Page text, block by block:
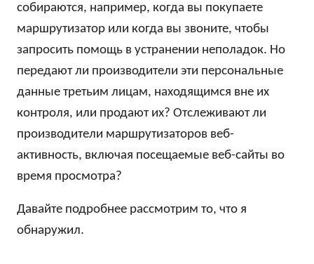
собираются, например, когда вы покупаете
маршрутизатор или когда вы звоните, чтобы
запросить помощь в устранении неполадок. Но
передают ли производители эти персональные
данные третьим лицам, находящимся вне их
контроля, или продают их? Отслеживают ли
производители маршрутизаторов веб-
активность, включая посещаемые веб-сайты во
время просмотра?
Давайте подробнее рассмотрим то, что я
обнаружил.